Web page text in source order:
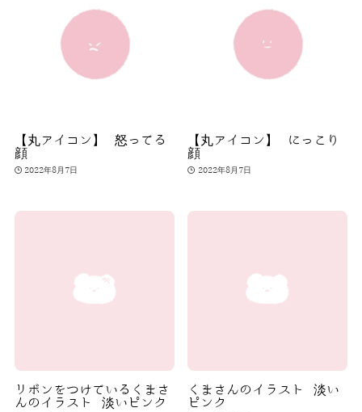
【丸アイコン】 怒ってる
顔
2022年8月7日
【丸アイコン】 にっこり
顔
2022年8月7日
リボンをつけているくまさ
んのイラスト 淡いピンク
くまさんのイラスト 淡い
ピンク